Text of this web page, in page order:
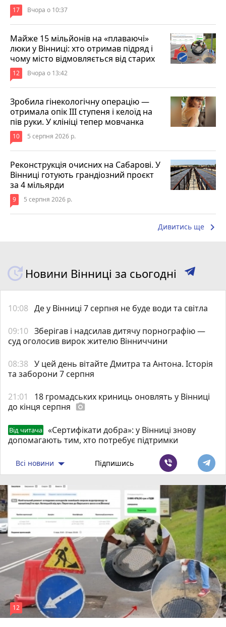
17 Вчора о 10:37
Майже 15 мільйонів на «плаваючі»
люки у Вінниці: хто отримав підряд і
чому місто відмовляється від старих
12 Вчора о 13:42
Зробила гінекологічну операцію —
отримала опік ІІІ ступеня і келоїд на
пів руки. У клініці тепер мовчанка
10 5 серпня 2026 р.
Реконструкція очисних на Сабарові. У
Вінниці готують грандіозний проєкт
за 4 мільярди
9 5 серпня 2026 р.
Дивитись ще keyboard_arrow_right
Новини Вінниці за сьогодні
10:08 Де у Вінниці 7 серпня не буде води та світла
09:10 Зберігав і надсилав дитячу порнографію —
суд оголосив вирок жителю Вінниччини
08:38 У цей день вітайте Дмитра та Антона. Історія
та заборони 7 серпня
21:01
18 громадських криниць оновлять у Вінниці
до кінця серпня photo_camera
Від читача
«Сертифікати добра»: у Вінниці знову
допомагають тим, хто потребує підтримки
Всі новини Підпишись
12